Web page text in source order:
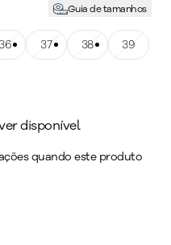
Guia de tamanhos
36
36Tamanho: 37
37Tamanho: 38
38Tamanho: 39
39
disponível
quando este produto